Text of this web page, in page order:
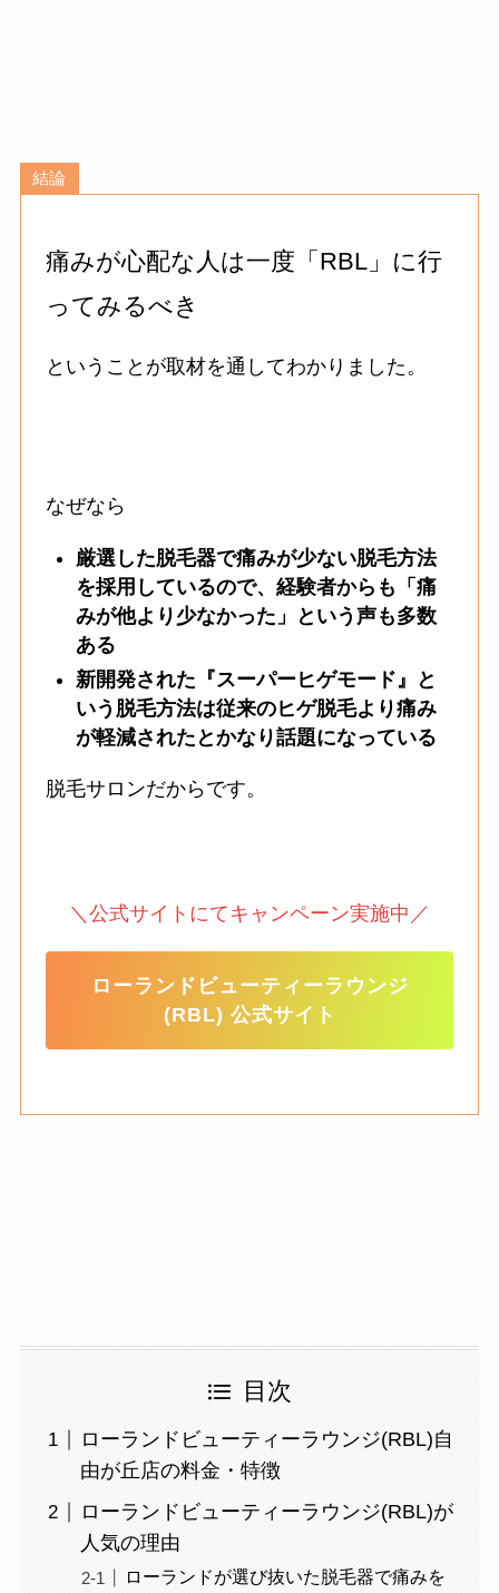
結論
痛みが心配な人は一度「RBL」に行
ってみるべき
ということが取材を通してわかりました。
なぜなら
厳選した脱毛器で痛みが少ない脱毛方法
を採用しているので、経験者からも「痛
みが他より少なかった」という声も多数
ある
新開発された『スーパーヒゲモード』と
いう脱毛方法は従来のヒゲ脱毛より痛み
が軽減されたとかなり話題になっている
脱毛サロンだからです。
＼公式サイトにてキャンペーン実施中／
ローランドビューティーラウンジ
(RBL) 公式サイト
目次
ローランドビューティーラウンジ(RBL)自
由が丘店の料金・特徴
ローランドビューティーラウンジ(RBL)が
人気の理由
ローランドが選び抜いた脱毛器で痛みを